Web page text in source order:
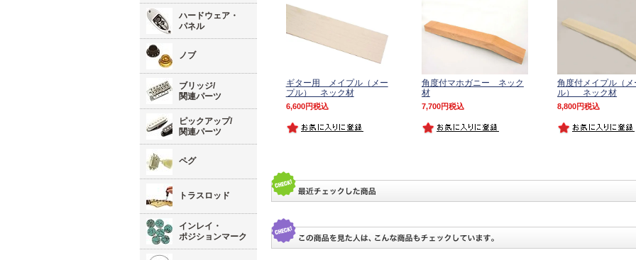
ハードウェア・
パネル
ノブ
ブリッジ/
関連パーツ
ピックアップ/
関連パーツ
ペグ
トラスロッド
インレイ・
ポジションマーク
ギター用 メイプル（メー
プル） ネック材
6,600 税込
角度付マホガニー ネック
材
7,700 税込
角度付メイプル（メ
ル） ネック材
8,800 税込